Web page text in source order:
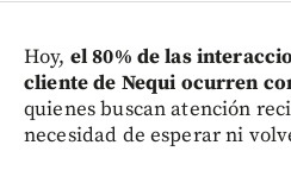
Hoy, el 80% de las
cliente de Nequi ocurren
quienes buscan atención
necesidad de esperar ni